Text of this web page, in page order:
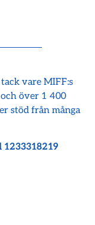
vare MIFF:s
över 1 400
stöd från många